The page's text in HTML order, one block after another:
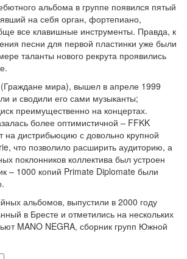
альбома в группе появился пятый
на себя орган, фортепиано,
все клавишные инструменты. Правда, к
песни для первой пластинки уже были
таланты нового рекрута проявились
мира), вышел в апреле 1999
и сводили его сами музыканты;
преимущественно на концертах.
более оптимистичной – FFKK
на дистрибьюцию с довольно крупной
что позволило расширить аудиторию, а
поклонников коллектива был устроен
– 1000 копий Primate Diplomate были
альбомов, выпустили в 2000 году
в Бресте и отметились на нескольких
MANO NEGRA, сборник групп Южной